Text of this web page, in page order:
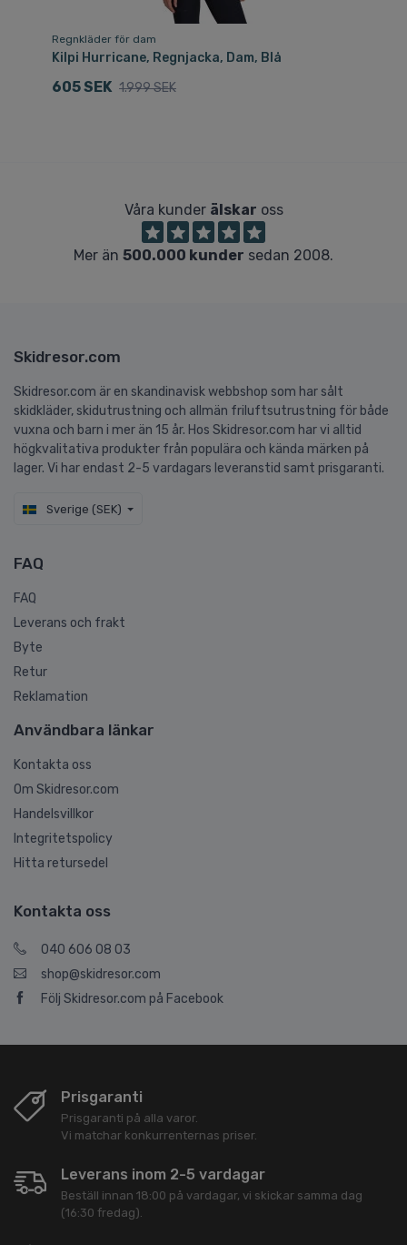
Regnkläder för dam
Kilpi Hurricane, Regnjacka, Dam, Blå
605 SEK 1.999 SEK
Våra kunder älskar oss
Mer än 500.000 kunder sedan 2008.
Skidresor.com
Skidresor.com är en skandinavisk webbshop som har sålt
skidkläder, skidutrustning och allmän friluftsutrustning för både
vuxna och barn i mer än 15 år. Hos Skidresor.com har vi alltid
högkvalitativa produkter från populära och kända märken på
lager. Vi har endast 2-5 vardagars leveranstid samt prisgaranti.
Sverige (SEK)
FAQ
FAQ
Leverans och frakt
Byte
Retur
Reklamation
Användbara länkar
Kontakta oss
Om Skidresor.com
Handelsvillkor
Integritetspolicy
Hitta retursedel
Kontakta oss
040 606 08 03
shop@skidresor.com
Följ Skidresor.com på Facebook
Prisgaranti
Prisgaranti på alla varor.
Vi matchar konkurrenternas priser.
Leverans inom 2-5 vardagar
Beställ innan 18:00 på vardagar, vi skickar samma dag
(16:30 fredag).